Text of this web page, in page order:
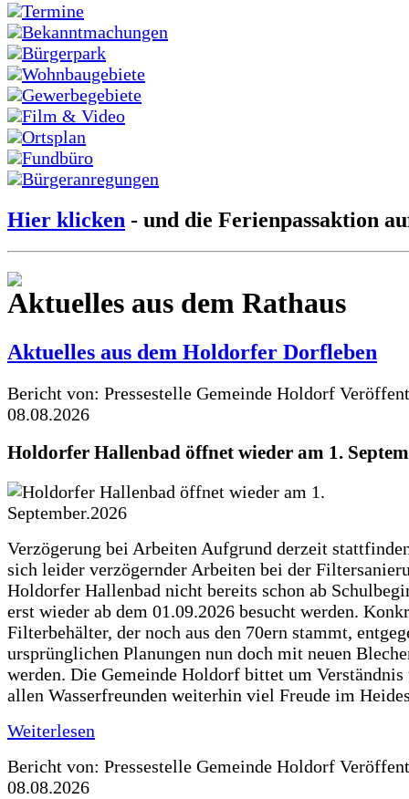
Termine
Bekanntmachungen
Bürgerpark
Wohnbaugebiete
Gewerbegebiete
Film & Video
Ortsplan
Fundbüro
Bürgeranregungen
Hier klicken - und die Ferienpassaktion
Aktuelles aus dem Rathaus
Aktuelles aus dem Holdorfer Dorfleben
Bericht von: Pressestelle Gemeinde Holdorf
08.08.2026
Holdorfer Hallenbad öffnet wieder am 1.
Verzögerung bei Arbeiten Aufgrund derzeit
sich leider verzögernder Arbeiten bei der
Holdorfer Hallenbad nicht bereits schon ab
erst wieder ab dem 01.09.2026 besucht werden.
Filterbehälter, der noch aus den 70ern stammt,
ursprünglichen Planungen nun doch mit neuen
werden. Die Gemeinde Holdorf bittet um Verständnis
allen Wasserfreunden weiterhin viel Freude im
Weiterlesen
Bericht von: Pressestelle Gemeinde Holdorf
08.08.2026